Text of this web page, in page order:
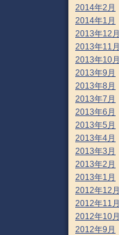
2014年2月
2014年1月
2013年12月
2013年11月
2013年10月
2013年9月
2013年8月
2013年7月
2013年6月
2013年5月
2013年4月
2013年3月
2013年2月
2013年1月
2012年12月
2012年11月
2012年10月
2012年9月